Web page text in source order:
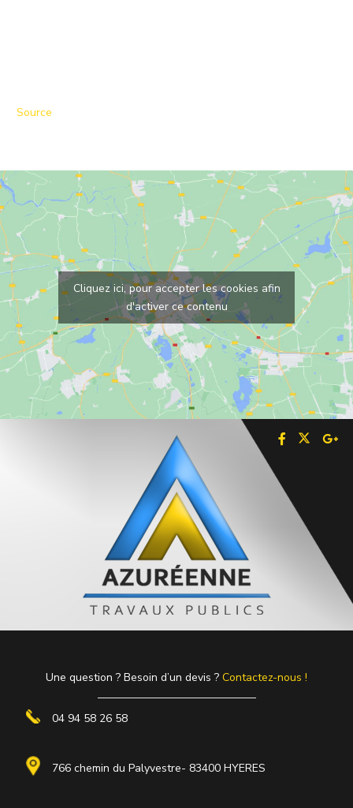
Source
Cliquez ici, pour accepter les cookies afin
d'activer ce contenu
Une question ? Besoin d’un devis ? Contactez-nous !
04 94 58 26 58
766 chemin du Palyvestre- 83400 HYERES